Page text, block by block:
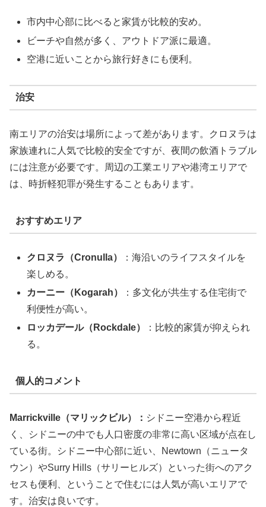
市内中心部に比べると家賃が比較的安め。
ビーチや自然が多く、アウトドア派に最適。
空港に近いことから旅行好きにも便利。
治安
南エリアの治安は場所によって差があります。クロヌラは
家族連れに人気で比較的安全ですが、夜間の飲酒トラブル
には注意が必要です。周辺の工業エリアや港湾エリアで
は、時折軽犯罪が発生することもあります。
おすすめエリア
クロヌラ（Cronulla）
：海沿いのライフスタイルを
楽しめる。
カーニー（Kogarah）
：多文化が共生する住宅街で
利便性が高い。
ロッカデール（Rockdale）
：比較的家賃が抑えられ
る。
個人的コメント
Marrickville（マリックビル）： シドニー空港から程近
く、シドニーの中でも人口密度の非常に高い区域が点在し
ている街。シドニー中心部に近い、Newtown（ニュータ
ウン）やSurry Hills（サリーヒルズ）といった街へのアク
セスも便利、ということで住むには人気が高いエリアで
す。治安は良いです。